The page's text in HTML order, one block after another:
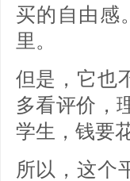
买的自由感
里。
但是，它也
多看评价，
学生，钱要
所以，这个